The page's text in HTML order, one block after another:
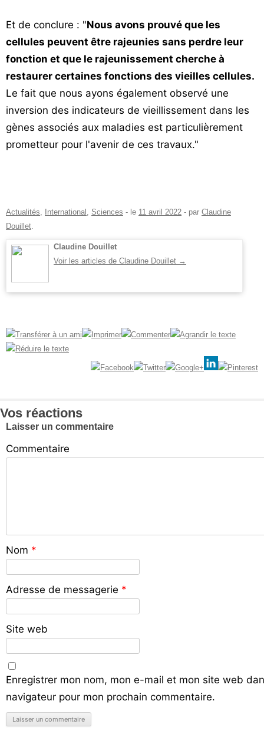
Et de conclure : "Nous avons prouvé que les
cellules peuvent être rajeunies sans perdre leur
fonction et que le rajeunissement cherche à
restaurer certaines fonctions des vieilles cellules.
Le fait que nous ayons également observé une
inversion des indicateurs de vieillissement dans les
gènes associés aux maladies est particulièrement
prometteur pour l'avenir de ces travaux."
Actualités, International , Sciences - le 11 avril 2022 - par Claudine
Douillet.
Claudine Douillet
Voir les articles de Claudine Douillet →
Vos réactions
Laisser un commentaire
Commentaire
Nom *
Adresse de messagerie *
Site web
Enregistrer mon nom, mon e-mail et mon site web
navigateur pour mon prochain commentaire.